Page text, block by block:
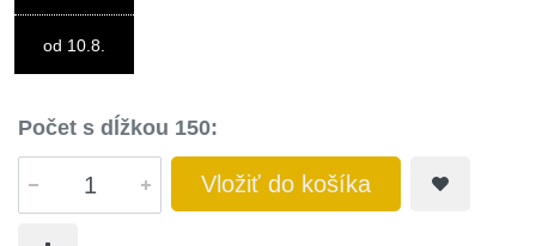
od 10.8.
Počet s dĺžkou 150:
Vložiť do košíka